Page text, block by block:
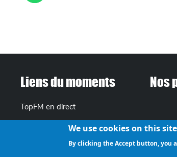
Liens du moments
TopFM en direct
Nos
Liens Utiles
We use cookies on this
By clicking the Accept button, you